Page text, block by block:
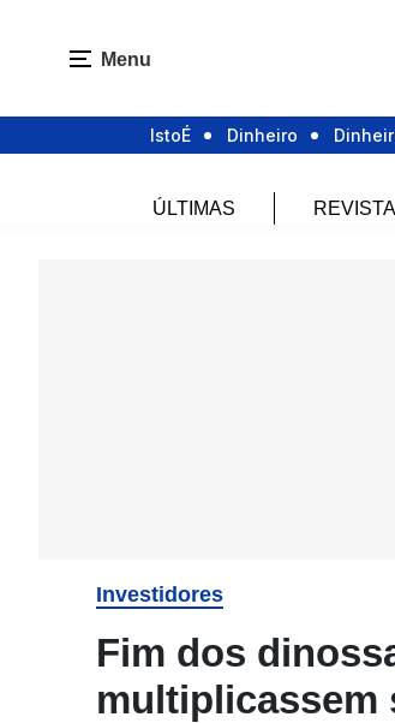
Menu
IstoÉ Dinheiro
ÚLTIMAS REVISTA
Investidores
Fim dos
multiplicassem